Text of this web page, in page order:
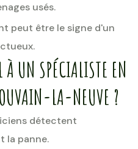
usés.
peut être le signe d'un
À UN SPÉCIALISTE EN
LA-NEUVE ?
détectent
la panne.